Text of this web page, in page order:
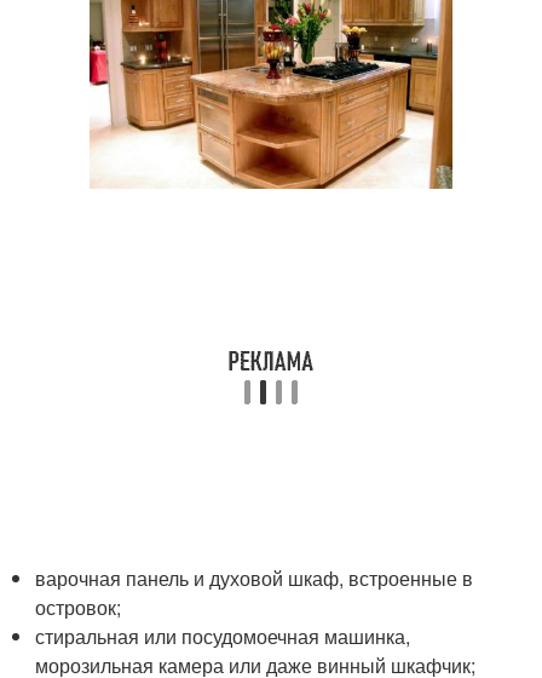
варочная панель и духовой шкаф, встроенные в
островок;
стиральная или посудомоечная машинка,
морозильная камера или даже винный шкафчик;